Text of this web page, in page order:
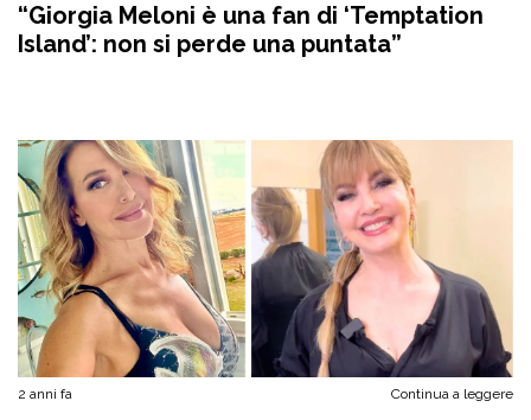
“Giorgia Meloni è una fan di ‘Temptation
Island’: non si perde una puntata”
2 anni fa Continua a leggere